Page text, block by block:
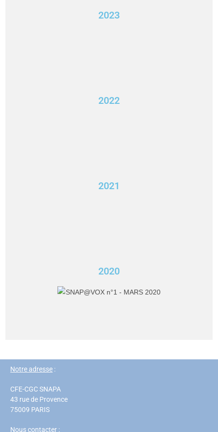
2023
2022
2021
2020
Notre adresse :
CFE-CGC SNAPA
43 rue de Provence
75009 PARIS
Nous contacter :